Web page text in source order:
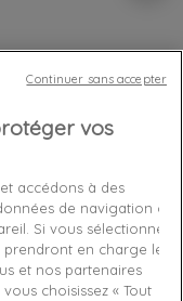
vos
accédons à des
de navigation ou
Si vous sélectionnez
en charge les
et nos partenaires
choisissez « Tout
Continuer sans accepter